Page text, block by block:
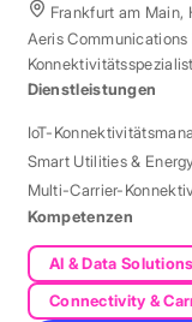
Frankfurt am Main,
Aeris
Management in über
Dienstleistungen
IoT-
Smart Utilities &
Multi-Carrier-
Kompetenzen
AI & Data Solutions
Connectivity &